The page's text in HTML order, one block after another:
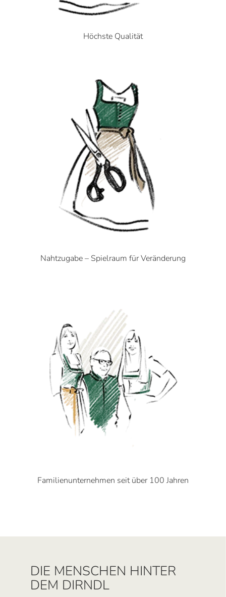
Höchste Qualität
Nahtzugabe – Spielraum für Veränderung
Familienunternehmen seit über 100 Jahren
DIE MENSCHEN HINTER
DEM DIRNDL